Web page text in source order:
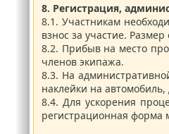
8. Регистрация,
8.1. Участникам
взнос за участие.
8.2. Прибыв на место
членов экипажа.
8.3. На
наклейки на
8.4. Для ускорения
регистрационная форма